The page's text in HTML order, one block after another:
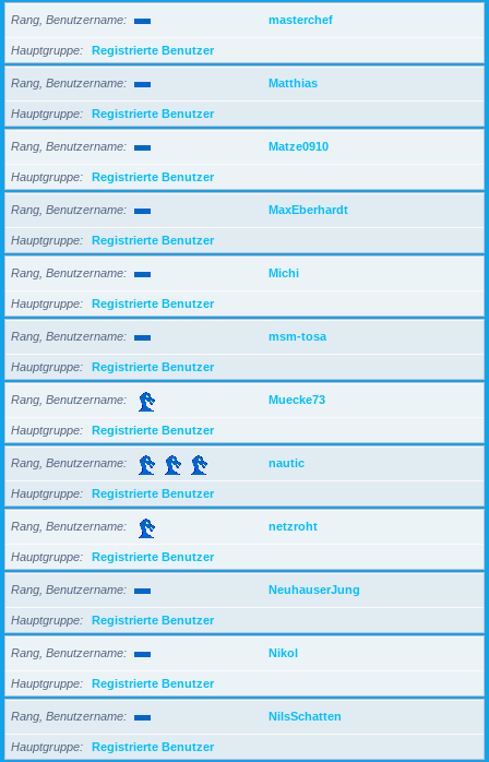
Rang, Benutzername masterchef
Hauptgruppe Registrierte Benutzer
Rang, Benutzername Matthias
Hauptgruppe Registrierte Benutzer
Rang, Benutzername Matze0910
Hauptgruppe Registrierte Benutzer
Rang, Benutzername MaxEberhardt
Hauptgruppe Registrierte Benutzer
Rang, Benutzername Michi
Hauptgruppe Registrierte Benutzer
Rang, Benutzername msm-tosa
Hauptgruppe Registrierte Benutzer
Rang, Benutzername Muecke73
Hauptgruppe Registrierte Benutzer
Rang, Benutzername nautic
Hauptgruppe Registrierte Benutzer
Rang, Benutzername netzroht
Hauptgruppe Registrierte Benutzer
Rang, Benutzername NeuhauserJung
Hauptgruppe Registrierte Benutzer
Rang, Benutzername Nikol
Hauptgruppe Registrierte Benutzer
Rang, Benutzername NilsSchatten
Hauptgruppe Registrierte Benutzer